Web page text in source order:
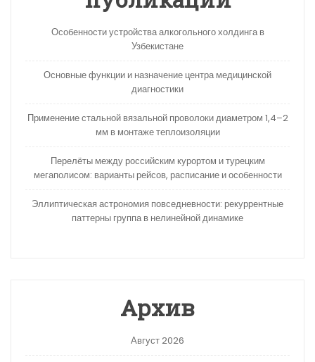
Особенности устройства алкогольного холдинга в
Узбекистане
Основные функции и назначение центра медицинской
диагностики
Применение стальной вязальной проволоки диаметром 1,4–2
мм в монтаже теплоизоляции
Перелёты между российским курортом и турецким
мегаполисом: варианты рейсов, расписание и особенности
Эллиптическая астрономия повседневности: рекуррентные
паттерны группа в нелинейной динамике
Архив
Август 2026